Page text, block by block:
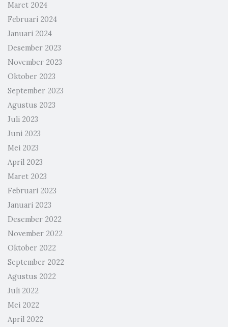
Maret 2024
Februari 2024
Januari 2024
Desember 2023
November 2023
Oktober 2023
September 2023
Agustus 2023
Juli 2023
Juni 2023
Mei 2023
April 2023
Maret 2023
Februari 2023
Januari 2023
Desember 2022
November 2022
Oktober 2022
September 2022
Agustus 2022
Juli 2022
Mei 2022
April 2022